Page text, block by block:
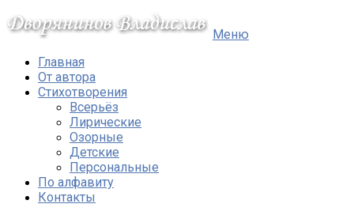
Меню
Главная
От автора
Стихотворения
Всерьёз
Лирические
Озорные
Детские
Персональные
По алфавиту
Контакты